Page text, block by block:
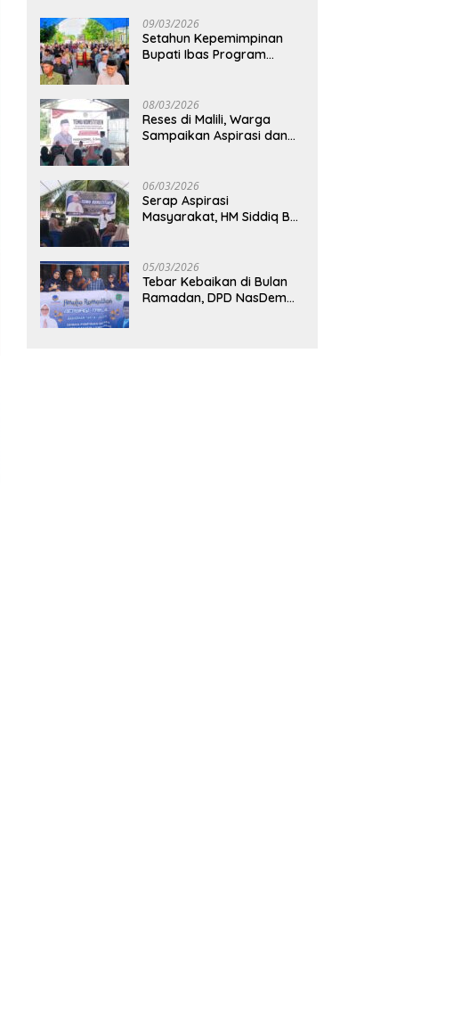
09/03/2026
Setahun Kepemimpinan
Bupati Ibas Program
Timur Bertanya!
08/03/2026
Reses di Malili, Warga
Sampaikan Aspirasi dan
Berkelanjutan
06/03/2026
Serap Aspirasi
Masyarakat, HM Siddiq BM
Timur
05/03/2026
Tebar Kebaikan di Bulan
Ramadan, DPD NasDem